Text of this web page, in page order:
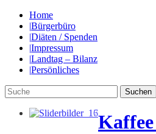
Home
|Bürgerbüro
|Diäten / Spenden
|Impressum
|Landtag – Bilanz
|Persönliches